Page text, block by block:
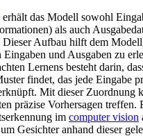
erhält das Modell sowohl
als auch
Aufbau hilft dem
und Ausgaben zu
Lernens besteht darin,
findet, das jede Eingabe
Mit dieser Zuordnung
präzise Vorhersagen treffen.
im computer vision
Gesichter anhand dieser